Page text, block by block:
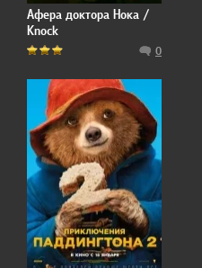
Афера доктора Нока /
Knock
0